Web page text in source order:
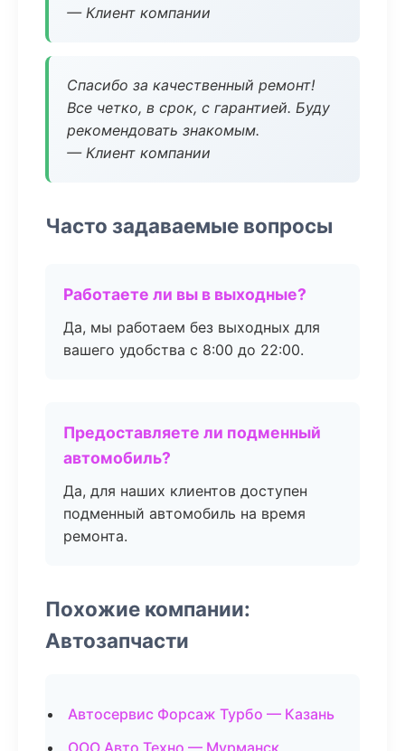
— Клиент компании
Спасибо за качественный ремонт!
Все четко, в срок, с гарантией. Буду
рекомендовать знакомым.
— Клиент компании
Часто задаваемые вопросы
Работаете ли вы в выходные?
Да, мы работаем без выходных для
вашего удобства с 8:00 до 22:00.
Предоставляете ли подменный
автомобиль?
Да, для наших клиентов доступен
подменный автомобиль на время
ремонта.
Похожие компании:
Автозапчасти
Автосервис Форсаж Турбо — Казань
ООО Авто Техно — Мурманск